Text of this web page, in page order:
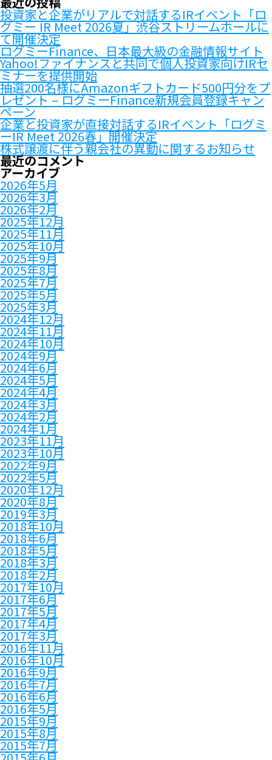
投資家と企業がリアルで対話するIRイベント「ロ
グミー IR Meet 2026夏」渋谷ストリームホールに
て開催決定
ログミーFinance、日本最大級の金融情報サイト
Yahoo!ファイナンスと共同で個人投資家向けIRセ
ミナーを提供開始
抽選200名様にAmazonギフトカード500円分をプ
レゼント – ログミーFinance新規会員登録キャン
ペーン
企業と投資家が直接対話するIRイベント「ログミ
ーIR Meet 2026春」開催決定
株式譲渡に伴う親会社の異動に関するお知らせ
最近のコメント
アーカイブ
2026年5月
2026年3月
2026年2月
2025年12月
2025年11月
2025年10月
2025年9月
2025年8月
2025年7月
2025年5月
2025年3月
2024年12月
2024年11月
2024年10月
2024年9月
2024年6月
2024年5月
2024年4月
2024年3月
2024年2月
2024年1月
2023年11月
2023年10月
2022年9月
2022年5月
2020年12月
2020年8月
2019年3月
2018年10月
2018年6月
2018年5月
2018年3月
2018年2月
2017年10月
2017年6月
2017年5月
2017年4月
2017年3月
2016年11月
2016年10月
2016年9月
2016年7月
2016年6月
2016年5月
2015年9月
2015年8月
2015年7月